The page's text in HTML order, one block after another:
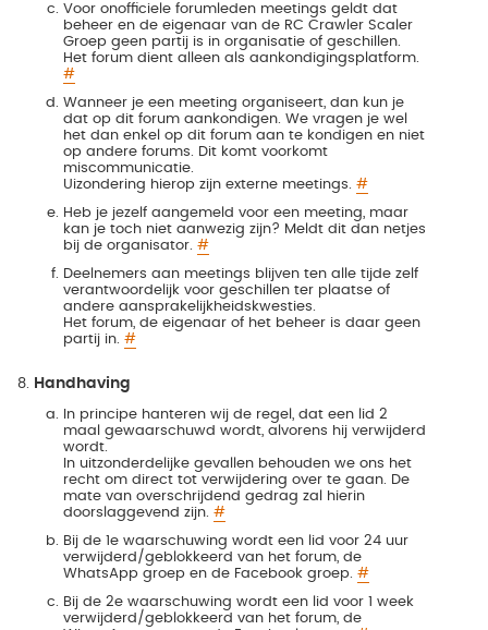
Voor onofficiele forumleden meetings geldt dat
beheer en de eigenaar van de RC Crawler Scaler
Groep geen partij is in organisatie of geschillen.
Het forum dient alleen als aankondigingsplatform.
#
Wanneer je een meeting organiseert, dan kun je
dat op dit forum aankondigen. We vragen je wel
het dan enkel op dit forum aan te kondigen en niet
op andere forums. Dit komt voorkomt
miscommunicatie.
Uizondering hierop zijn externe meetings. #
Heb je jezelf aangemeld voor een meeting, maar
kan je toch niet aanwezig zijn? Meldt dit dan netjes
bij de organisator. #
Deelnemers aan meetings blijven ten alle tijde zelf
verantwoordelijk voor geschillen ter plaatse of
andere aansprakelijkheidskwesties.
Het forum, de eigenaar of het beheer is daar geen
partij in. #
Handhaving
In principe hanteren wij de regel, dat een lid 2
maal gewaarschuwd wordt, alvorens hij verwijderd
wordt.
In uitzonderdelijke gevallen behouden we ons het
recht om direct tot verwijdering over te gaan. De
mate van overschrijdend gedrag zal hierin
doorslaggevend zijn. #
Bij de 1e waarschuwing wordt een lid voor 24 uur
verwijderd/geblokkeerd van het forum, de
WhatsApp groep en de Facebook groep. #
Bij de 2e waarschuwing wordt een lid voor 1 week
verwijderd/geblokkeerd van het forum, de